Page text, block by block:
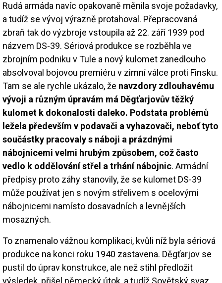
Rudá armáda navíc opakovaně měnila svoje požadavky,
a tudíž se vývoj výrazně protahoval. Přepracovaná
zbraň tak do výzbroje vstoupila až 22. září 1939 pod
názvem DS-39. Sériová produkce se rozběhla ve
zbrojním podniku v Tule a nový kulomet zanedlouho
absolvoval bojovou premiéru v zimní válce proti Finsku.
Tam se ale rychle ukázalo, že navzdory zdlouhavému
vývoji a různým úpravám má Děgťarjovův těžký
kulomet k dokonalosti daleko. Podstata problémů
ležela především v podavači a vyhazovači, neboť tyto
součástky pracovaly s náboji a prázdnými
nábojnicemi velmi hrubým způsobem, což často
vedlo k oddělování střel a trhání nábojnic. Armádní
předpisy proto záhy stanovily, že se kulomet DS-39
může používat jen s novým střelivem s ocelovými
nábojnicemi namísto dosavadních a levnějších
mosazných.
To znamenalo vážnou komplikaci, kvůli níž byla sériová
produkce na konci roku 1940 zastavena. Děgťarjov se
pustil do úprav konstrukce, ale než stihl předložit
výsledek, přišel německý útok, a tudíž Sovětský svaz